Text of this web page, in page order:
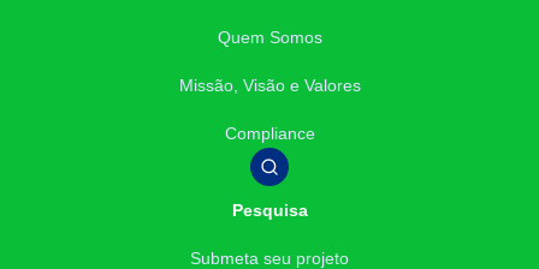
Quem Somos
Missão, Visão e Valores
Compliance
Pesquisa
Submeta seu projeto